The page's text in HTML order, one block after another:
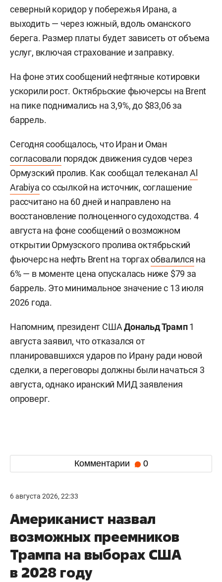
северный коридор у побережья Ирана, а
выходить — через южный, вдоль оманского
берега. Размер платы будет зависеть от объема
услуг, включая страхование и заправку.
На фоне этих сообщений нефтяные котировки
ускорили рост. Октябрьские фьючерсы на Brent
на пике поднимались на 3,9%, до $83,06 за
баррель.
Сегодня сообщалось, что Иран и Оман
согласовали порядок движения судов через
Ормузский пролив. Как сообщал телеканал Al
Arabiyaсо ссылкой на источник, соглашение
рассчитано на 60 дней и направлено на
восстановление полноценного судоходства. 4
августа на фоне сообщений о возможном
открытии Ормузского пролива октябрьский
фьючерс на нефть Brent на торгахобвалился на
6% — в моменте цена опускалась ниже $79 за
баррель. Это минимальное значение с 13 июля
2026 года.
Напомним, президент СШАДональд Трамп1
августа заявил, что отказался от
планировавшихся ударов по Ирану ради новой
сделки, а переговоры должны были начаться 3
августа, однако иранский МИД заявления
опроверг.
Комментарии 0
6 августа 2026, 22:33
Американист назвал
возможных преемников
Трампа на выборах США
в 2028 году